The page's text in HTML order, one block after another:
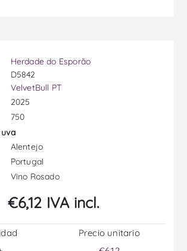
Herdade do Esporão
D5842
VelvetBull PT
2025
750
Alentejo
Portugal
Vino Rosado
€6,12 IVA incl.
Precio unitario